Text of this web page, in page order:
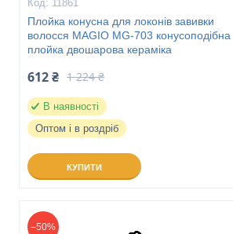
11861
Плойка конусна для локонів завивки
волосся MAGIO MG-703 конусоподібна
плойка двошарова кераміка
612 ₴ 1 224 ₴
В наявності
Оптом і в роздріб
КУПИТИ
–50%